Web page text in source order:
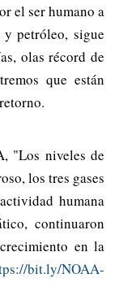
el ser humano a
y petróleo, sigue
olas récord de
que están
"Los niveles de
los tres gases
humana
continuaron
en la
bit.ly/NOAA-